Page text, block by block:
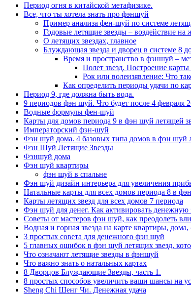
Период огня в китайской метафизике.
Все, что ты хотела знать про фэншуй
Пример анализа фен-шуй по системе
Годовые летящие звезды – воздействие
О летящих звездах, главное
Блуждающая звезда и дворец в системе 8
Время и пространство в фэншуй –
Полет звезд. Построение
Рок или волеизявление: Что
Как определить периоды удачи по
Период 9, где должна быть вода.
9 периодов фэн шуй. Что будет после 4 февраля
Водные формулы фен-шуй
Карты для домов периода 9 в фэн шуй летящей
Императорский фэн-шуй
Фэн шуй дома. 4 базовых типа домов в фэн шуй
Фэн Шуй Летящие Звезды
Фэншуй дома
Фэн шуй квартиры
фэн шуй в спальне
Фэн шуй дизайн интерьера для увеличения
Натальные карты для всех домов периода 8 в
Карты летящих звезд для всех домов 7 периода
Фэн шуй для денег. Как активировать денежную
Советы от мастеров фэн шуй, как преодолеть
Водная и горная звезда на карте квартиры, дома,
3 простых совета для денежного фэн шуй
5 главных ошибок в фэн шуй летящих звезд,
Что означают летящие звезды в фэншуй
Что важно знать о натальных картах
8 Дворцов Блуждающие Звезды, часть 1.
8 простых способов увеличить ваши шансы на
Sheng Chi Шенг Чи. Денежная удача